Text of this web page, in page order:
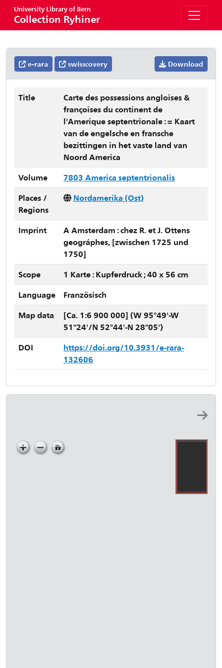
University Library of Bern
Collection Ryhiner
e-rara swisscovery Download
Title
Carte des possessions angloises &
françoises du continent de
l'Amerique septentrionale : = Kaart
van de engelsche en fransche
bezittingen in het vaste land van
Noord America
Volume
7803 America septentrionalis
Places /
Regions
Nordamerika (Ost)
Imprint
A Amsterdam : chez R. et J. Ottens
geográphes, [zwischen 1725 und
1750]
Scope
1 Karte : Kupferdruck ; 40 x 56 cm
Language
Französisch
Map data
[Ca. 1:6 900 000] (W 95°49'-W
51°24'/N 52°44'-N 28°05')
DOI
https://doi.org/10.3931/e-rara-
132606